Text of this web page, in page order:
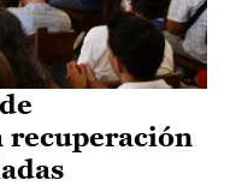
recuperación